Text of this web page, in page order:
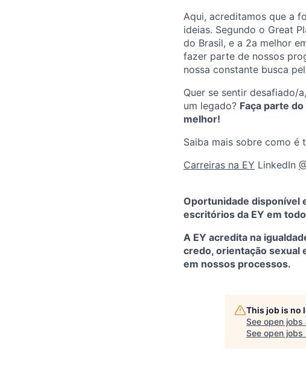
Aqui, acreditamos que a
ideias. Segundo o Great
do Brasil, e a 2a melhor
fazer parte de nossos
nossa constante busca
Quer se sentir desafiado/
um legado? Faça parte
melhor!
Saiba mais sobre como é
Carreiras na EY LinkedIn
Oportunidade disponível
escritórios da EY em
A EY acredita na
credo, orientação sexual
em nossos processos.
This job is no
See open jobs
See open jobs